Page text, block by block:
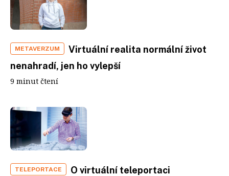
METAVERZUM
Virtuální realita normální život
nenahradí, jen ho vylepší
9 minut čtení
TELEPORTACE
O virtuální teleportaci